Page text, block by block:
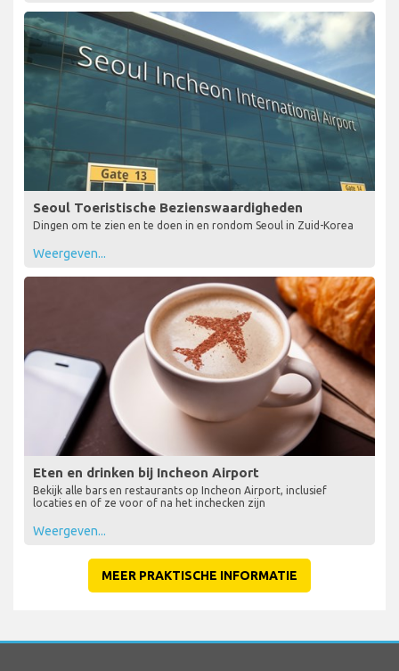
Seoul Toeristische Bezienswaardigheden
Dingen om te zien en te doen in en rondom Seoul in Zuid-Korea
Weergeven...
Eten en drinken bij Incheon Airport
Bekijk alle bars en restaurants op Incheon Airport, inclusief
locaties en of ze voor of na het inchecken zijn
Weergeven...
MEER PRAKTISCHE INFORMATIE